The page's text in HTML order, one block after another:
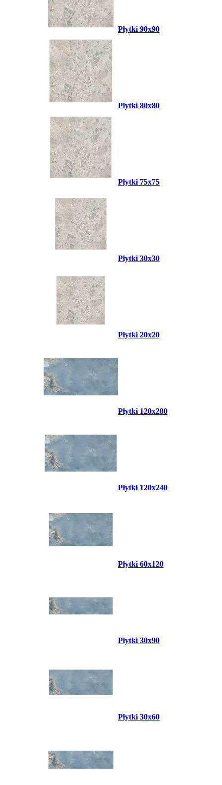
Płytki 90x90
Płytki 80x80
Płytki 75x75
Płytki 30x30
Płytki 20x20
Płytki 120x280
Płytki 120x240
Płytki 60x120
Płytki 30x90
Płytki 30x60